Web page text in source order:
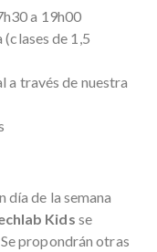
a 19h00
(clases de 1,5
a través de nuestra
día de la semana
Kids se
propondrán otras